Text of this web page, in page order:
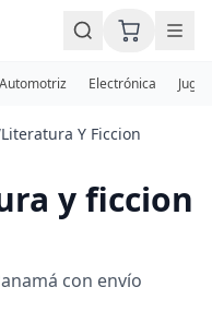
Automotriz Electrónica
Literatura Y Ficcion
y ficcion
con envío